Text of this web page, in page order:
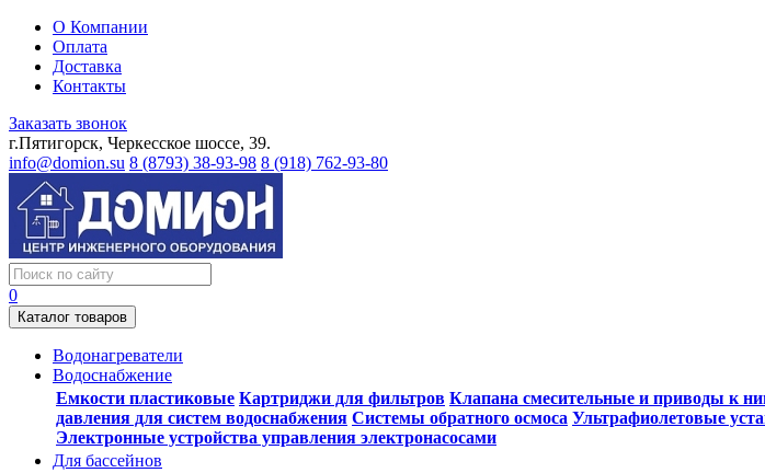
О Компании
Оплата
Доставка
Контакты
Заказать звонок
г.Пятигорск, Черкесское шоссе, 39.
info@domion.su 8 (8793) 38-93-98 8 (918) 762-93-80
0
Каталог товаров
Водонагреватели
Водоснабжение
Емкости пластиковые Картриджи для фильтров Клапана смесительные и приводы к
давления для систем водоснабжения Системы обратного осмоса Ультрафиолетовые
Электронные устройства управления электронасосами
Для бассейнов